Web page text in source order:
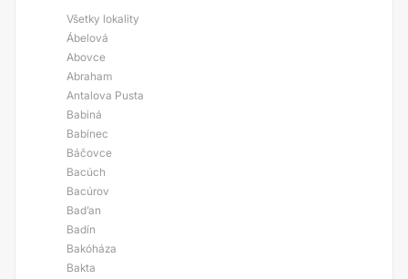
Všetky lokality
Ábelová
Abovce
Abraham
Antalova Pusta
Babiná
Babínec
Báčovce
Bacúch
Bacúrov
Bad’an
Badín
Bakóháza
Bakta